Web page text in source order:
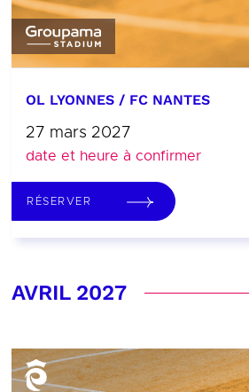
OL LYONNES / FC NANTES
27 mars 2027
date et heure à confirmer
RÉSERVER
AVRIL 2027